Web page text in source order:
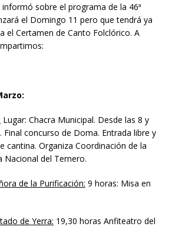
informó sobre el programa de la 46ª
el Domingo 11 pero que tendrá ya
el Certamen de Canto Folclórico. A
Lugar: Chacra Municipal. Desde las 8 y
Final concurso de Doma. Entrada libre y
cantina. Organiza Coordinación de la
Nacional del Ternero.
de la Purificación: 9 horas: Misa en
de Yerra: 19,30 horas Anfiteatro del